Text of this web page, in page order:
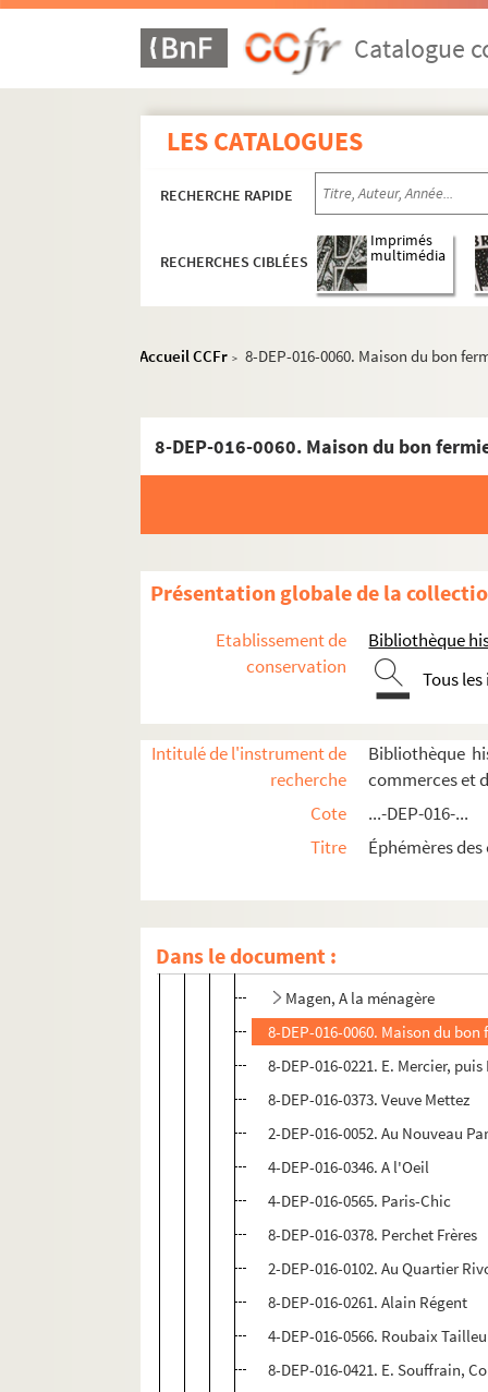
Catalogue
LES CATALOGUES
RECHERCHE RAPIDE
RECHERCHES CIBLÉES
Imprimés
multimédia
Accueil CCFr > 8-DEP-016-0060. Maison du bon
8-DEP-016-0060. Maison du bon
Présentation globale de la
Etablissement de
conservation
Bibliothèque
Tous
Intitulé de l'instrument de
recherche
Bibliothèque
commerces et
Cote
...-DEP-016-...
Titre
Éphémères
Dans le document :
2e arrondissement
3e arrondissement
4e arrondissement
4-DEP-016-0166. A la Belle
8-DEP-016-0165. Blunau
4-DEP-016-0432. J. Bonnet,
8-DEP-016-0363. Cardamone
8-DEP-016-0137. A. Chapu, Au
4-DEP-016-0479. Daniel
8-DEP-016-0419. A l'Elégant
8-DEP-016-0110. A l'Enfant
4-DEP-016-0562. Galerie Sully
4-DEP-016-0247. Gilmondré
4-DEP-016-0181. Grande
4-DEP-016-0392. A. Heim, puis
8-DEP-016-0206. Leconge et
8-DEP-016-0212. Linge des
Magen, A la ménagère
8-DEP-016-0060. Maison du bon
8-DEP-016-0221. E. Mercier,
8-DEP-016-0373. Veuve Mettez
2-DEP-016-0052. Au Nouveau
4-DEP-016-0346. A l'Oeil
4-DEP-016-0565. Paris-Chic
8-DEP-016-0378. Perchet Frères
2-DEP-016-0102. Au Quartier
8-DEP-016-0261. Alain Régent
4-DEP-016-0566. Roubaix
8-DEP-016-0421. E. Souffrain,